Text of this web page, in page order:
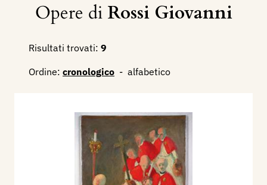
Opere di Rossi Giovanni
Risultati trovati: 9
Ordine: cronologico - alfabetico